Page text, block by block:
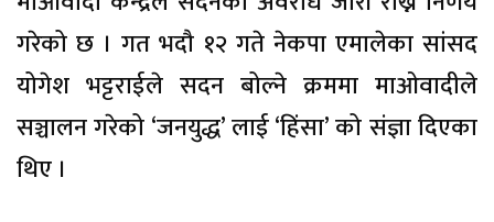
गरेको छ । गत भदौ १२ गते नेकपा एमालेका सांसद
योगेश भट्टराईले सदन बोल्ने क्रममा माओवादीले
सञ्चालन गरेको ‘जनयुद्ध’ लाई ‘हिंसा’ को संज्ञा दिएका
थिए ।